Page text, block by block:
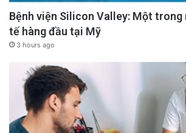
gió. Ban đầu có thể hơi lúng
lúng túng đó là do tâm trí bạn
khuôn mẫu mới.
advertisement
Bệnh viện Silicon Valley: Một trong
tế hàng đầu tại Mỹ
3 hours ago